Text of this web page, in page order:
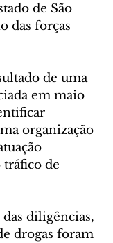
de São
das forças
de uma
em maio
organização
de
diligências,
drogas foram